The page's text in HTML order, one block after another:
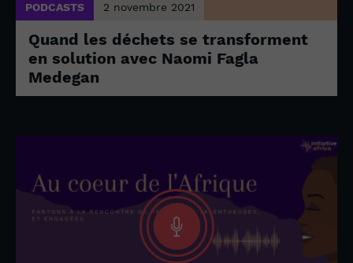
PODCASTS 2 novembre 2021
Quand les déchets se transforment
en solution avec Naomi Fagla
Medegan